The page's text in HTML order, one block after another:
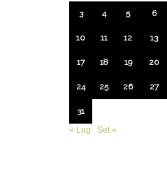
3 4 5 6
10 11 12 13
17 18 19 20
24 25 26 27
31
« Lug
Set »